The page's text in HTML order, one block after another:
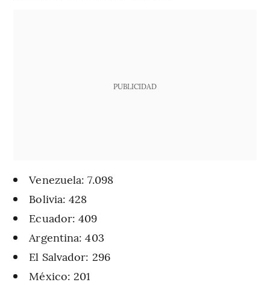
PUBLICIDAD
Venezuela: 7.098
Bolivia: 428
Ecuador: 409
Argentina: 403
El Salvador: 296
México: 201